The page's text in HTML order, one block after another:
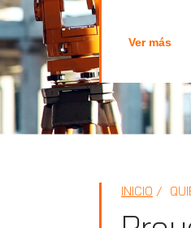
Ver más
INICIO